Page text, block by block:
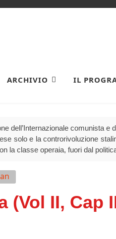
ARCHIVIO IL
dell’Internazionale comunista
solo e la controrivoluzione
la classe operaia, fuori dal
(Vol II, Cap